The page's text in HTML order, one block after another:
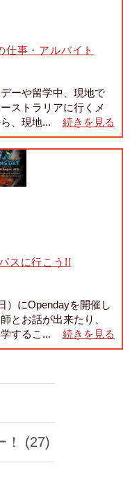
仕事・アルバイト
ーや留学中、現地で
ストラリアに行くメ
、現地...
続きを見る
スに行こう!!
）にOpendayを開催し
とお話が出来たり、
するこ...
続きを見る
！ (27)